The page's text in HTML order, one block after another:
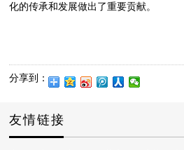
化的传承和发展做出了重要贡献。
分享到：
友情链接